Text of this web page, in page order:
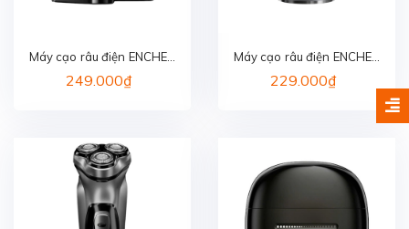
Máy cạo râu điện ENCHEN
MS003
249.000₫
Máy cạo râu điện ENCHEN
Z3
229.000₫